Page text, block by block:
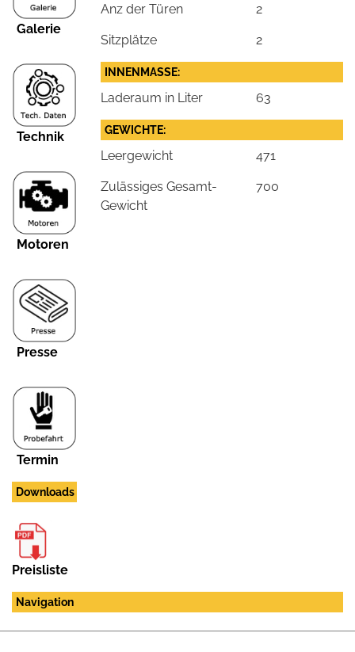
Galerie
Technik
Motoren
Presse
Termin
Downloads
Preisliste
Anz der Türen 2
Sitzplätze 2
INNENMASSE:
Laderaum in Liter 63
GEWICHTE:
Leergewicht 471
Zulässiges Gesamt-
Gewicht
700
Navigation